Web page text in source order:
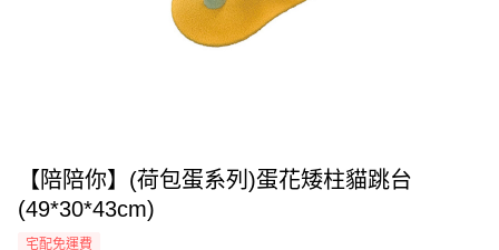
【陪陪你】(荷包蛋系列)蛋花矮柱貓跳台
(49*30*43cm)
宅配免運費